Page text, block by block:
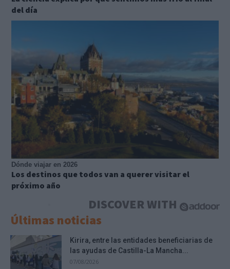
del día
Dónde viajar en 2026
Los destinos que todos van a querer visitar el
próximo año
DISCOVER WITH
Últimas noticias
Kirira, entre las entidades beneficiarias de
las ayudas de Castilla-La Mancha...
07/08/2026